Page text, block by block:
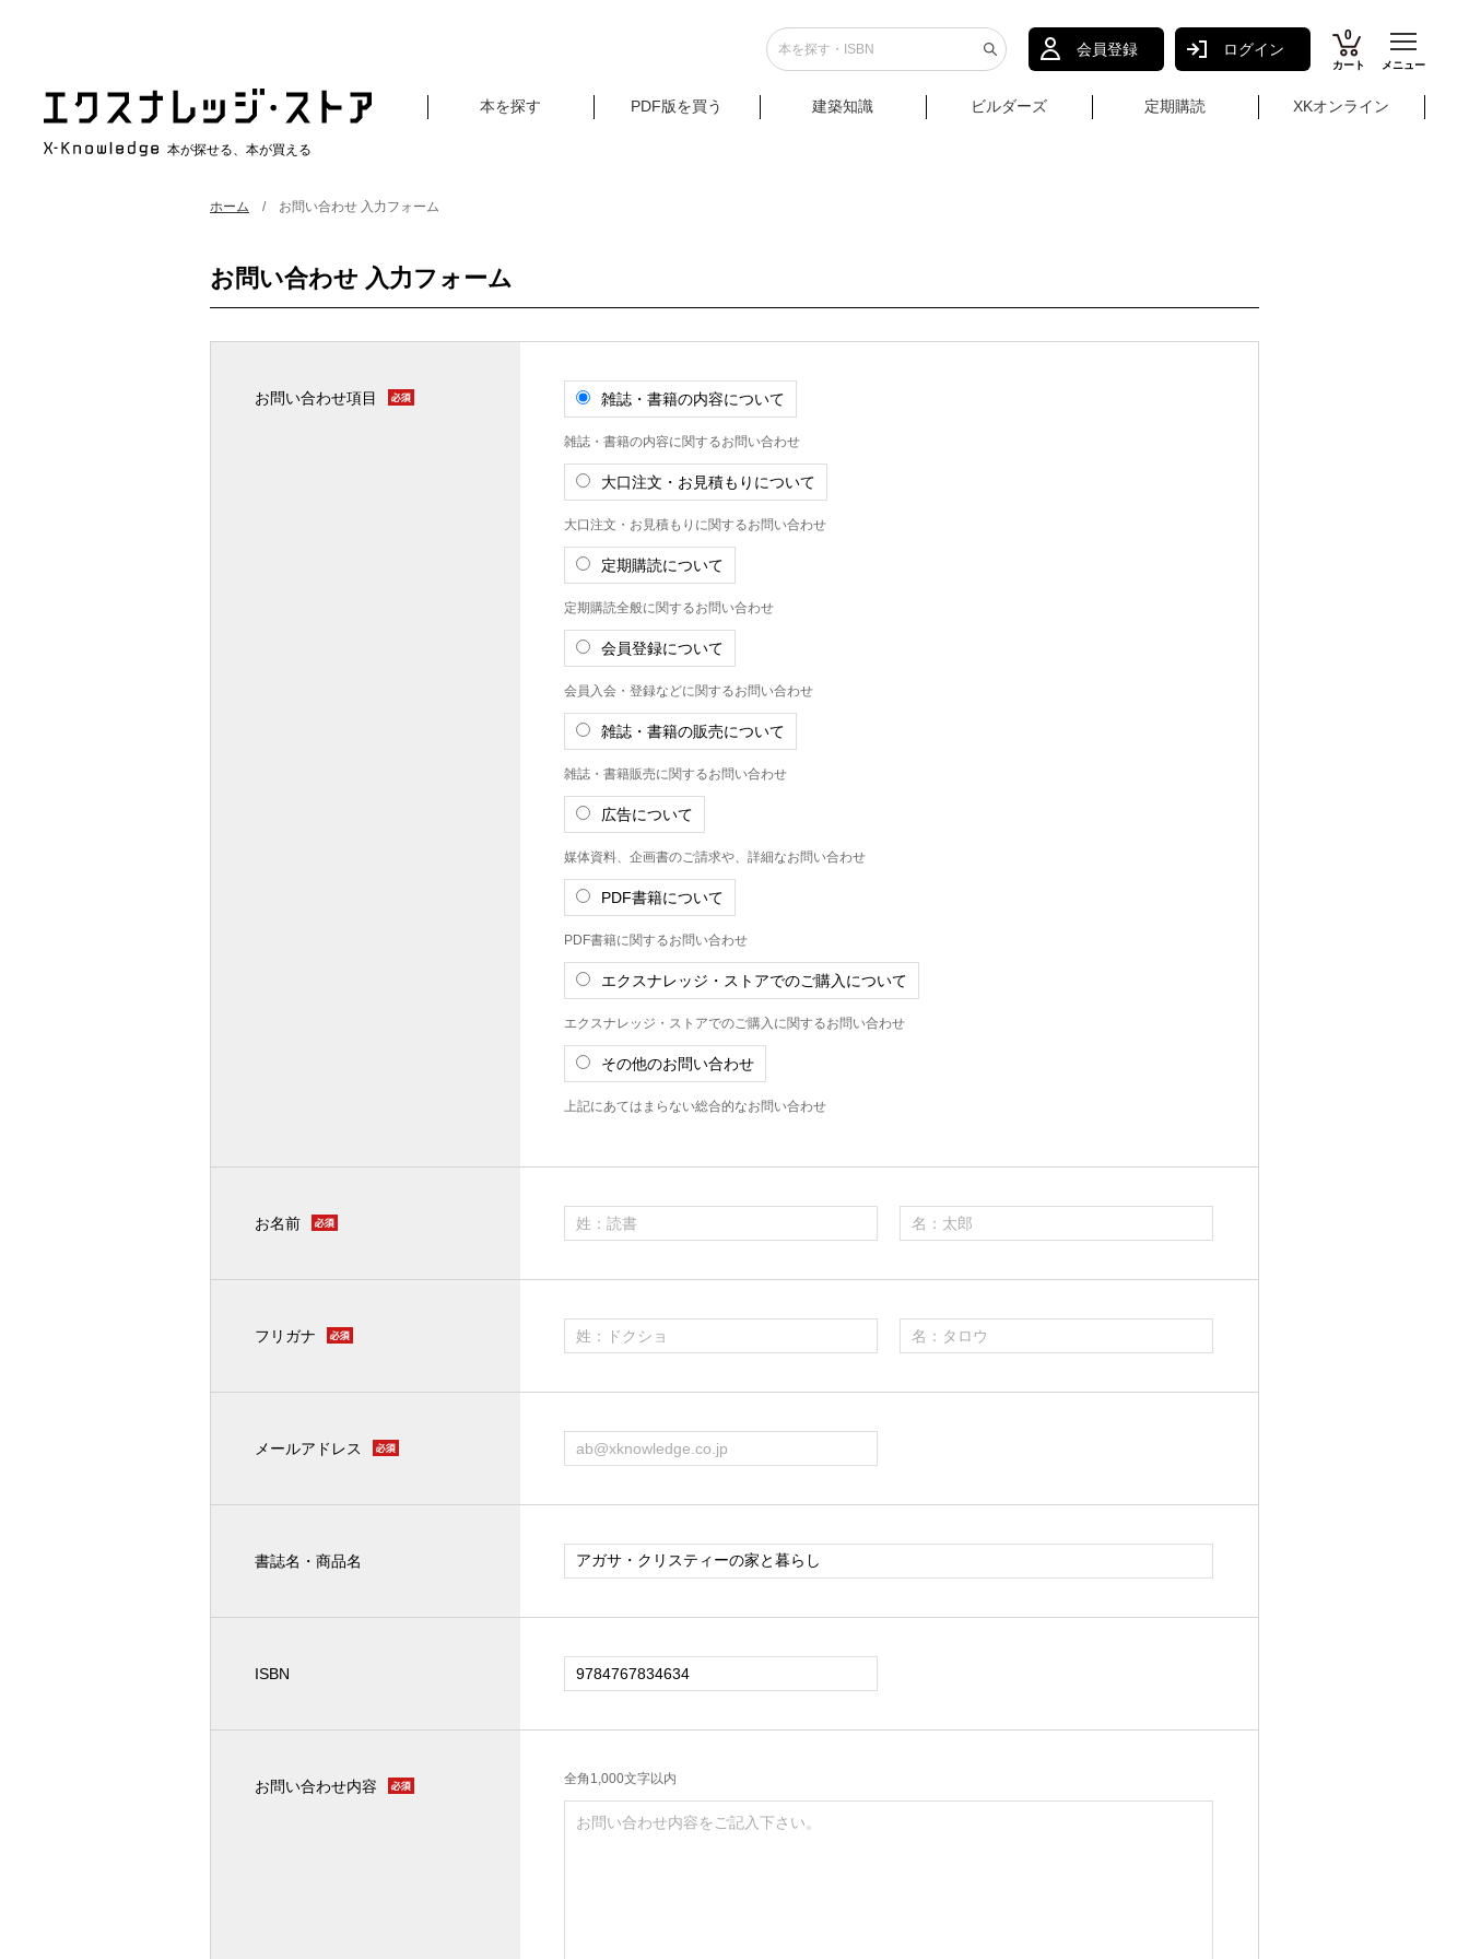
会員登録 ログイン
0
カート メニュー
本が探せる、本が買える
本を探す PDF版を買う 建築知識 ビルダーズ 定期購読 XKオンライン
ホーム お問い合わせ 入力フォーム
お問い合わせ 入力フォーム
お問い合わせ項目 雑誌・書籍の内容について
雑誌・書籍の内容に関するお問い合わせ
大口注文・お見積もりについて
大口注文・お見積もりに関するお問い合わせ
定期購読について
定期購読全般に関するお問い合わせ
会員登録について
会員入会・登録などに関するお問い合わせ
雑誌・書籍の販売について
雑誌・書籍販売に関するお問い合わせ
広告について
媒体資料、企画書のご請求や、詳細なお問い合わせ
PDF書籍について
PDF書籍に関するお問い合わせ
エクスナレッジ・ストアでのご購入について
エクスナレッジ・ストアでのご購入に関するお問い合わせ
その他のお問い合わせ
上記にあてはまらない総合的なお問い合わせ
お名前
フリガナ
メールアドレス
書誌名・商品名
ISBN
お問い合わせ内容 全角1,000文字以内